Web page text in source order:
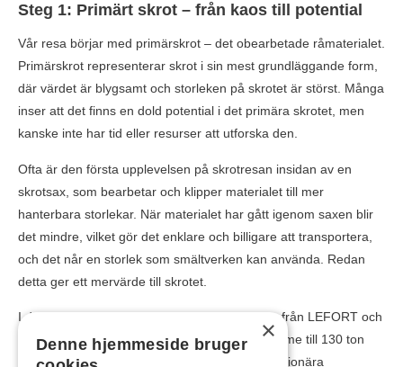
Steg 1: Primärt skrot – från kaos till potential
Vår resa börjar med primärskrot – det obearbetade råmaterialet.
Primärskrot representerar skrot i sin mest grundläggande form,
där värdet är blygsamt och storleken på skrotet är störst. Många
inser att det finns en dold potential i det primära skrotet, men
kanske inte har tid eller resurser att utforska den.
Ofta är den första upplevelsen på skrotresan insidan av en
skrotsax, som bearbetar och klipper materialet till mer
hanterbara storlekar. När materialet har gått igenom saxen blir
det mindre, vilket gör det enklare och billigare att transportera,
och det når en storlek som smältverken kan använda. Redan
detta ger ett mervärde till skrotet.
I det här skedet rekommenderar vi skrotsaxar från LEFORT och
COPEX som kan producera från 15 ton per timme till 130 ton
per timme. Du kan välja mellan mobila eller stationära
×
Denne hjemmeside bruger